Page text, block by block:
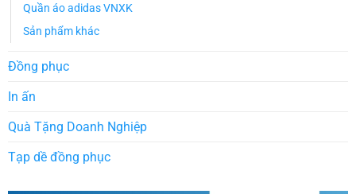
Quần áo adidas VNXK
Sản phẩm khác
Đồng phục
In ấn
Quà Tặng Doanh Nghiệp
Tạp dề đồng phục